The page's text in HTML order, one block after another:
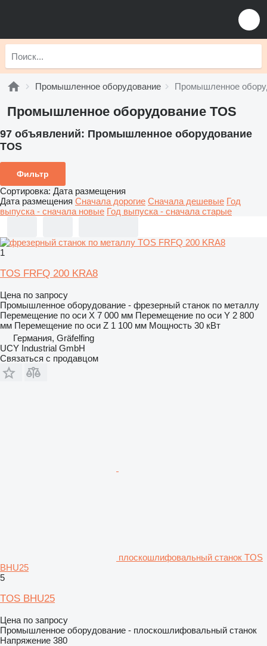
Промышленное оборудование Промышленное
Промышленное оборудование TOS
97 объявлений: Промышленное оборудование
TOS
Фильтр
Сортировка: Дата размещения
Дата размещения Сначала дорогие Сначала дешевые Год
выпуска - сначала новые Год выпуска - сначала старые
1
TOS FRFQ 200 KRA8
Цена по запросу
Промышленное оборудование - фрезерный станок по металлу
Перемещение по оси X 7 000 мм Перемещение по оси Y 2 800
мм Перемещение по оси Z 1 100 мм Мощность 30 кВт
Германия, Gräfelfing
UCY Industrial GmbH
Связаться с продавцом
плоскошлифовальный станок TOS
BHU25
5
TOS BHU25
Цена по запросу
Промышленное оборудование - плоскошлифовальный станок
Напряжение 380